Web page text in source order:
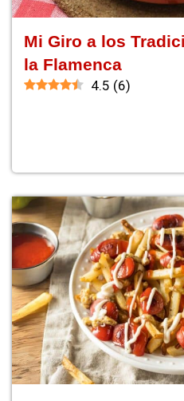
Mi Giro a los
la Flamenca
4.5 (6)